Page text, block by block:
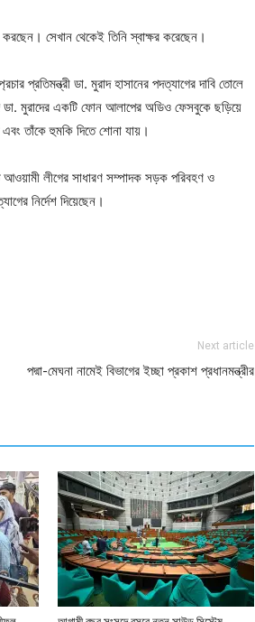
সেখান থেকেই তিনি স্বাক্ষর করেছেন।
প্রতিমন্ত্রী ডা. মুরাদ হাসানের পদত্যাগের দাবি তোলে
ডা. মুরাদের একটি ফোন আলাপের অডিও ফেসবুকে ছড়িয়ে
তাঁকে হুমকি দিতে শোনা যায়।
আওয়ামী লীগের সাধারণ সম্পাদক সড়ক পরিবহণ ও
নির্দেশ দিয়েছেন।
Next article
পদ্মা-মেঘনা নামেই বিভাগের ইচ্ছা প্রকাশ প্রধানমন্ত্রীর